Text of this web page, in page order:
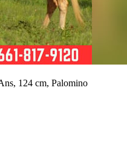
124 cm, Palomino